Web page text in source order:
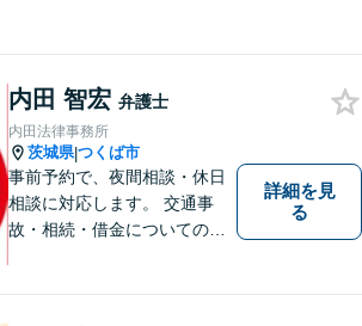
にお問合せください。
内田 智宏 弁護士
内田法律事務所
茨城県|つくば市
事前予約で、夜間相談・休日
相談に対応します。 交通事
故・相続・借金についてのご
詳細を見
る